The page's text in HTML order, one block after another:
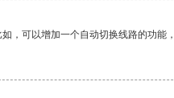
，可以增加一个自动切换线路的功能